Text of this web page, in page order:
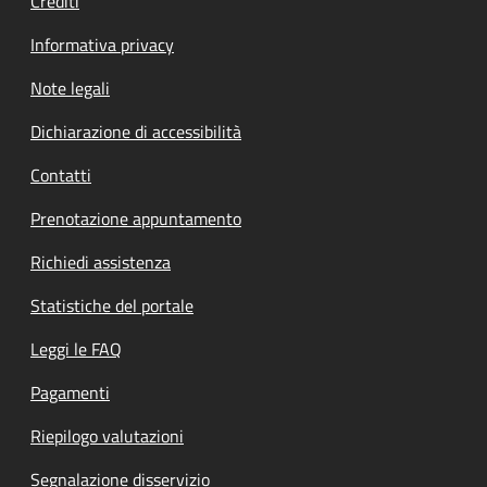
Informativa privacy
Note legali
Dichiarazione di accessibilità
Contatti
Prenotazione appuntamento
Richiedi assistenza
Statistiche del portale
Leggi le FAQ
Pagamenti
Riepilogo valutazioni
Segnalazione disservizio